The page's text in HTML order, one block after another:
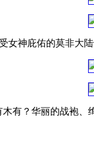
神庇佑的莫非大
有？华丽的战袍